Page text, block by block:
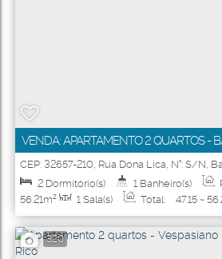
VENDA: APARTAMENTO 2 QUARTOS -
VILLAGGIO VERONA
CEP: 32657-210, Rua Dona Lica, N°: S/N,
Gerais
2 Dormitório(s) 1 Banheiro(s)
56.21m² 1 Sala(s) Total: 47.15 ~ 56
Útil:
47.15~ 56.21m²
320